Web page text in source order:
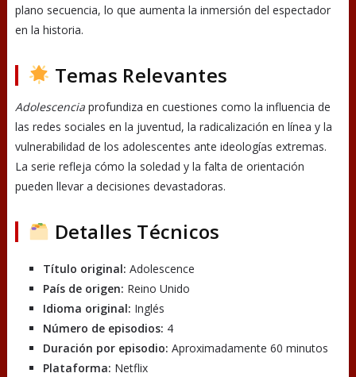
plano secuencia, lo que aumenta la inmersión del espectador
en la historia.
Temas Relevantes
Adolescenciaprofundiza en cuestiones como la influencia de
las redes sociales en la juventud, la radicalización en línea y la
vulnerabilidad de los adolescentes ante ideologías extremas.
La serie refleja cómo la soledad y la falta de orientación
pueden llevar a decisiones devastadoras.
Detalles Técnicos
Título original: Adolescence
País de origen: Reino Unido
Idioma original: Inglés
Número de episodios: 4
Duración por episodio: Aproximadamente 60 minutos
Plataforma: Netflix